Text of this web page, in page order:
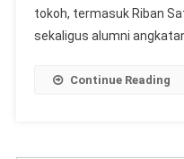
Party,
Alumni
Berjuang
tokoh, termasuk Riban
sekaligus alumni
Continue Reading